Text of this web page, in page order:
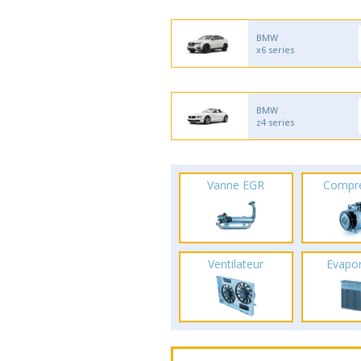
BMW
x6 series
BMW
z4 series
Vanne EGR
Ventilateur